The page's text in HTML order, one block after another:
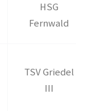
HSG
Fernwald
TSV Griedel
III